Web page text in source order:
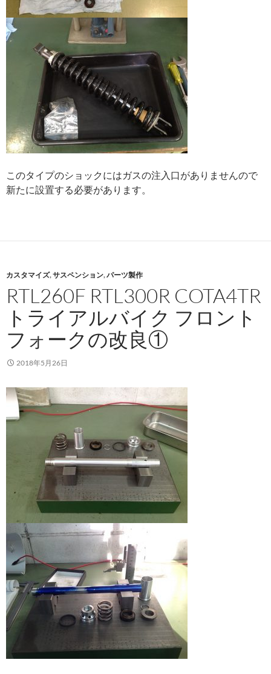
このタイプのショックにはガスの注入口がありませんので
新たに設置する必要があります。
カスタマイズ,サスペンション,パーツ製作
RTL260F RTL300R COTA4TR
トライアルバイク フロント
フォークの改良①
2018年5月26日